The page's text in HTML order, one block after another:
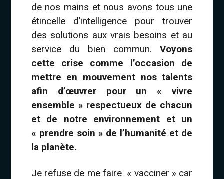
de nos mains et nous avons tous une
étincelle d’intelligence pour trouver
des solutions aux vrais besoins et au
service du bien commun.Voyons
cette crise comme l’occasion de
mettre en mouvement nos talents
afin d’œuvrer pour un « vivre
ensemble » respectueux de chacun
et de notre environnement et un
« prendre soin » de l’humanité et de
la planète.
Je refuse de me faire « vacciner » car